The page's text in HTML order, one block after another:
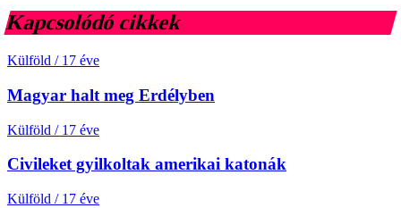
Kapcsolódó cikkek
Külföld / 17 éve
Magyar halt meg Erdélyben
Külföld / 17 éve
Civileket gyilkoltak amerikai katonák
Külföld / 17 éve